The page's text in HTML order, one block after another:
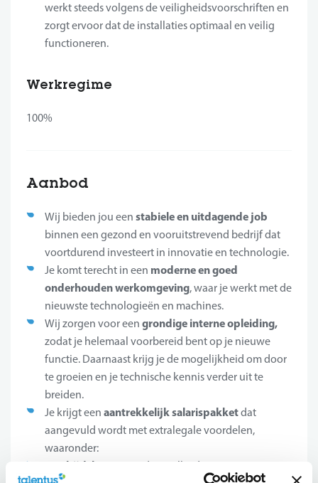
werkt steeds volgens de veiligheidsvoorschriften en
zorgt ervoor dat de installaties optimaal en veilig
functioneren.
Werkregime
100%
Aanbod
Wij bieden jou een stabiele en uitdagende job
binnen een gezond en vooruitstrevend bedrijf dat
voortdurend investeert in innovatie en technologie.
Je komt terecht in een moderne en goed
onderhouden werkomgeving, waar je werkt met de
nieuwste technologieën en machines.
Wij zorgen voor een grondige interne opleiding,
zodat je helemaal voorbereid bent op je nieuwe
functie. Daarnaast krijg je de mogelijkheid om door
te groeien en je technische kennis verder uit te
breiden.
Je krijgt een aantrekkelijk salarispakketdat
aangevuld wordt met extralegale voordelen,
waaronder:
Maaltijdcheques
, zodat je elke dag geniet van een